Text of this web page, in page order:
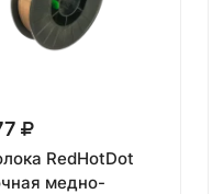
RedHotDot
медно-